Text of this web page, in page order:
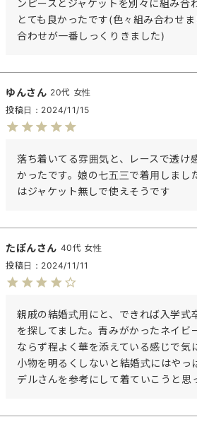
ンピースとジャケットを別々に組み合
とても良かったです(色々組み合わせ
合わせが一番しっくりきました)
ゆん 20代 女性
投稿日
2024/11/15
落ち着いてる雰囲気と、レースで透け
かったです。娘の七五三で着用しまし
はジャケット無しで使えそうです
たぽん 40代 女性
投稿日
2024/11/11
親戚の結婚式用にと、できれば入学式
を探してました。青みがかったネイビ
ならず程よく華を添えている感じで気
小物を明るくしないと結婚式にはやっ
デルさんを参考にして着ていこうと思